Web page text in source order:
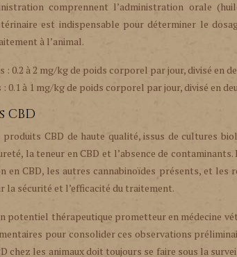
comprennent l’administration orale
est indispensable pour déterminer le
à l’animal.
: 0.2 à 2 mg/kg de poids corporel par jour, divisé en
0.1 à 1 mg/kg de poids corporel par jour, divisé en
CBD de haute qualité, issus de cultures
la teneur en CBD et l’absence de
CBD, les autres cannabinoïdes présents, et les
sécurité et l’efficacité du traitement.
potentiel thérapeutique prometteur en médecine
pour consolider ces observations
chez les animaux doit toujours se faire sous la